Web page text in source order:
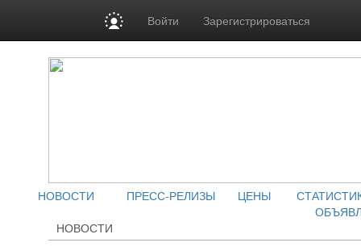
Войти Зарегистрироваться
НОВОСТИ ПРЕСС-РЕЛИЗЫ ЦЕНЫ
НОВОСТИ